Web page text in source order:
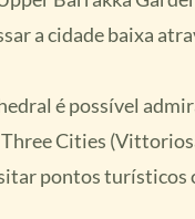
a cidade baixa
é possível
Cities
pontos turísticos